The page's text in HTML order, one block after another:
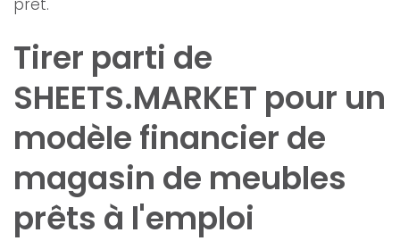
Tirer parti de
SHEETS.MARKET pour un
modèle financier de
magasin de meubles
prêts à l'emploi